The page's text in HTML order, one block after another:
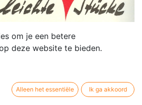
om je een betere
deze website te bieden.
Alleen het essentiële Ik ga akkoord